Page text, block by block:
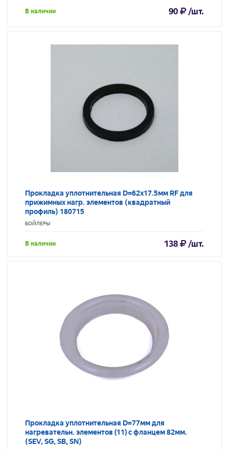
В наличии 90 /шт.
Прокладка уплотнительная D=62x17.5мм RF для
прижимных нагр. элементов (квадратный
профиль) 180715
БОЙЛЕРЫ
В наличии 138 /шт.
Прокладка уплотнительная D=77мм для
нагревательн. элементов (11) с фланцем 82мм.
(SEV, SG, SB, SN)